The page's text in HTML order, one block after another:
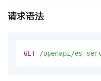
请求语法
GET /openapi/es-